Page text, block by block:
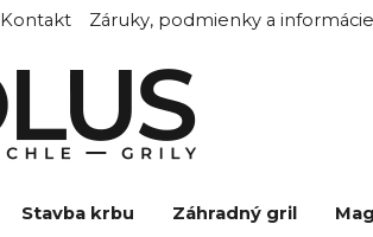
Kontakt Záruky, podmienky a informácie
Stavba krbu Záhradný gril